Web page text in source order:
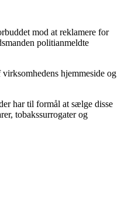
mod at reklamere for
politianmeldte
hjemmeside og
har til formål at sælge disse
tobakssurrogater og